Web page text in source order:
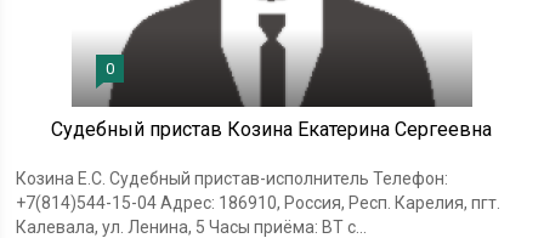
0
Судебный пристав Козина Екатерина Сергеевна
Козина Е.С. Судебный пристав-исполнитель Телефон:
+7(814)544-15-04 Адрес: 186910, Россия, Респ. Карелия, пгт.
Калевала, ул. Ленина, 5 Часы приёма: ВТ с...